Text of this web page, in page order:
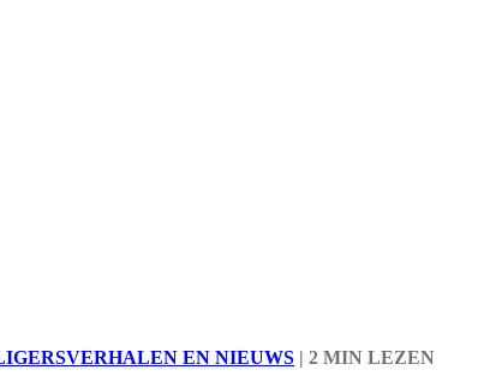
EN NIEUWS | 2 MIN LEZEN